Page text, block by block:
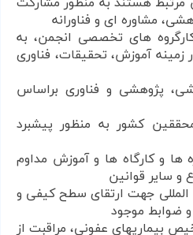
مشاوره ای و فناورانه
های تخصصی انجمن، به
آموزش، تحقیقات، فناوری
پژوهشی و فناوری براساس
کشور به منظور پیشبرد
ها و کارگاه ها و آموزش مداوم
و سایر قوانین
جهت ارتقای سطح کیفی و
ضوابط موجود
بیماریهای عفونی، مراقبت از